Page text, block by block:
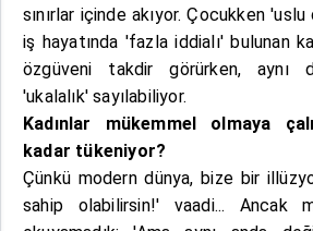
sınırlar içinde akıyor. Çocukken
iş hayatında 'fazla iddialı' bulunan
özgüveni takdir görürken, aynı
'ukalalık' sayılabiliyor.
Kadınlar mükemmel olmaya
kadar tükeniyor?
Çünkü modern dünya, bize bir
sahip olabilirsin!' vaadi... Ancak